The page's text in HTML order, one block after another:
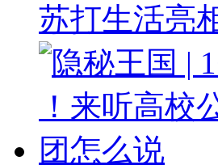
苏打生活亮